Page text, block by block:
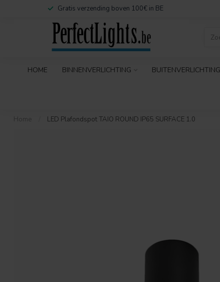
Gratis verzending boven 100€ in BE
HOME BINNENVERLICHTING BUITENVERLICHTING
Home LED Plafondspot TAIO ROUND IP65 SURFACE 1.0